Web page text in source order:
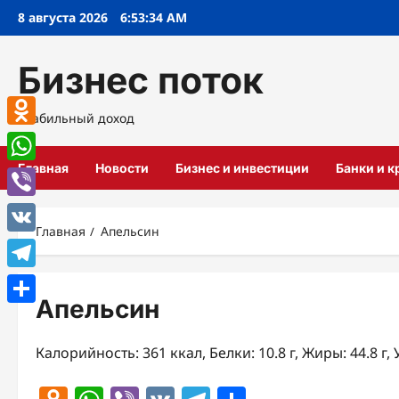
Перейти
8 августа 2026 6:53:34 AM
Бизнес поток
Стабильный доход
Главная Новости Бизнес и инвестиции Банки и
Главная Апельсин
Апельсин
Калорийность: 361 ккал, Белки: 10.8 г, Жиры: 44.8 г,
Odnoklassniki
WhatsApp
Viber
VK
Telegram
Отправить